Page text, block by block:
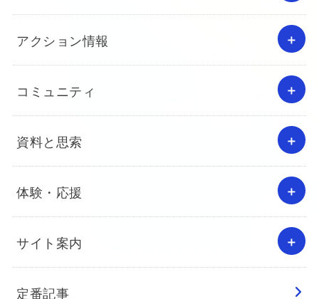
アクション情報
コミュニティ
資料と思索
体験・応援
サイト案内
定番記事